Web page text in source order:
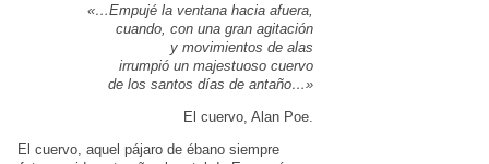
«…Empujé la ventana hacia afuera,
cuando, con una gran agitación
y movimientos de alas
irrumpió un majestuoso cuervo
de los santos días de antaño…»
El cuervo, Alan Poe.
El cuervo, aquel pájaro de ébano siempre